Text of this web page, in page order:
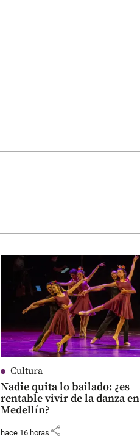
Cultura
Nadie quita lo bailado: ¿es
rentable vivir de la danza en
Medellín?
hace 16 horas share